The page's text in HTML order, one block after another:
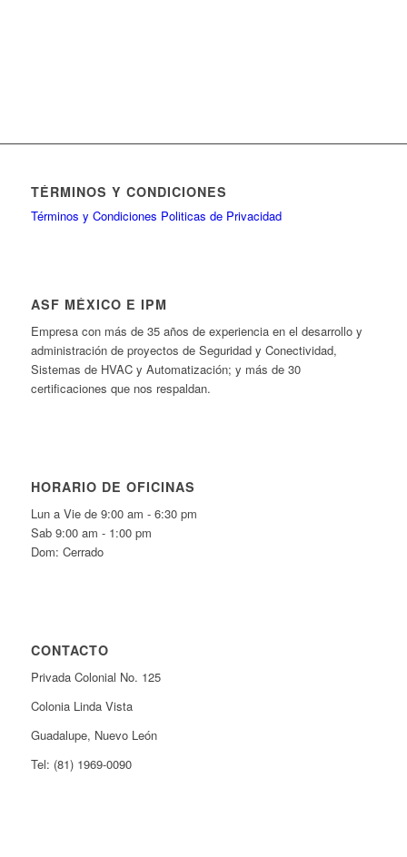
TÉRMINOS Y CONDICIONES
Términos y Condiciones Politicas de Privacidad
ASF MÉXICO E IPM
Empresa con más de 35 años de experiencia en el desarrollo y
administración de proyectos de Seguridad y Conectividad,
Sistemas de HVAC y Automatización; y más de 30
certificaciones que nos respaldan.
HORARIO DE OFICINAS
Lun a Vie de 9:00 am - 6:30 pm
Sab 9:00 am - 1:00 pm
Dom: Cerrado
CONTACTO
Privada Colonial No. 125
Colonia Linda Vista
Guadalupe, Nuevo León
Tel: (81) 1969-0090